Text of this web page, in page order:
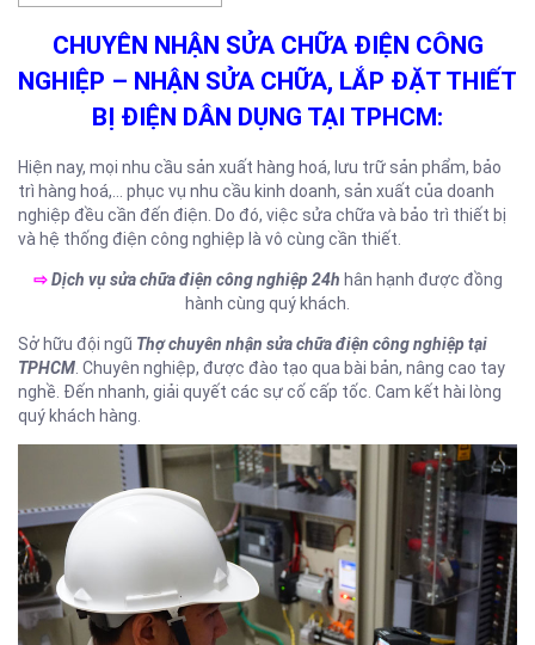
CHUYÊN NHẬN SỬA CHỮA ĐIỆN CÔNG
NGHIỆP – NHẬN SỬA CHỮA, LẮP ĐẶT THIẾT
BỊ ĐIỆN DÂN DỤNG TẠI TPHCM:
Hiện nay, mọi nhu cầu sản xuất hàng hoá, lưu trữ sản phẩm, bảo
trì hàng hoá,… phục vụ nhu cầu kinh doanh, sản xuất của doanh
nghiệp đều cần đến điện. Do đó, việc sửa chữa và bảo trì thiết bị
và hệ thống điện công nghiệp là vô cùng cần thiết.
⇨ Dịch vụ sửa chữa điện công nghiệp 24h hân hạnh được đồng
hành cùng quý khách.
Sở hữu đội ngũ Thợ chuyên nhận sửa chữa điện công nghiệp tại
TPHCM. Chuyên nghiệp, được đào tạo qua bài bản, nâng cao tay
nghề. Đến nhanh, giải quyết các sự cố cấp tốc. Cam kết hài lòng
quý khách hàng.